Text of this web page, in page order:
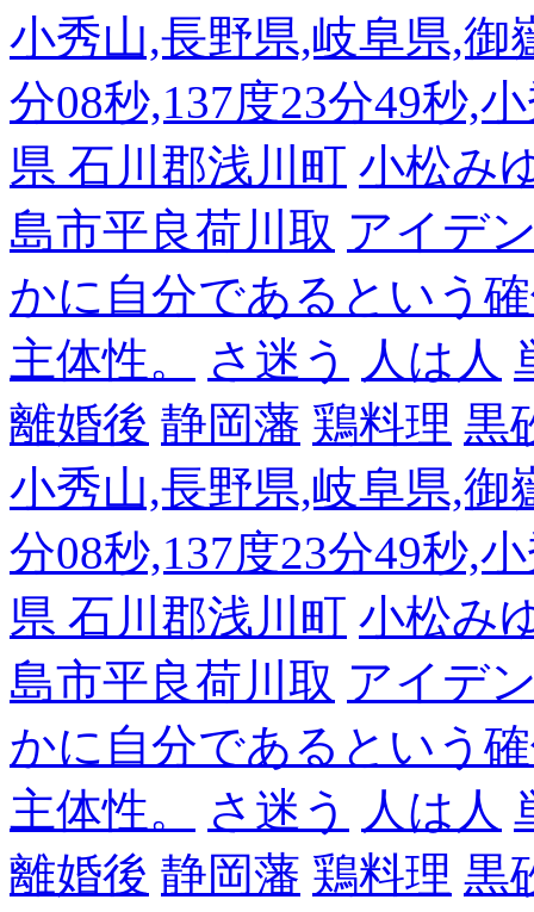
小秀山,長野県,岐阜県,御
分08秒,137度23分49秒,
県 石川郡浅川町 小松み
島市平良荷川取 アイデ
かに自分であるという
主体性。
さ迷う 人は人
離婚後 静岡藩 鶏料理 黒
小秀山,長野県,岐阜県,御
分08秒,137度23分49秒,
県 石川郡浅川町 小松み
島市平良荷川取 アイデ
かに自分であるという
主体性。
さ迷う 人は人
離婚後 静岡藩 鶏料理 黒